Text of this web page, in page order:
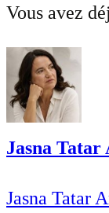
Vous avez
Jasna Tatar
Jasna Tatar